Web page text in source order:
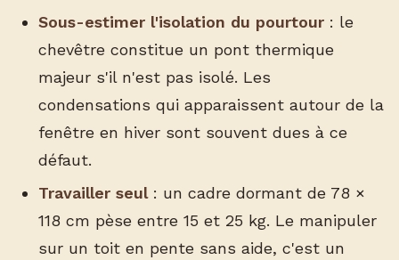
Sous-estimer l'isolation du pourtour: le
chevêtre constitue un pont thermique
majeur s'il n'est pas isolé. Les
condensations qui apparaissent autour de la
fenêtre en hiver sont souvent dues à ce
défaut.
Travailler seul: un cadre dormant de 78 ×
118 cm pèse entre 15 et 25 kg. Le manipuler
sur un toit en pente sans aide, c'est un